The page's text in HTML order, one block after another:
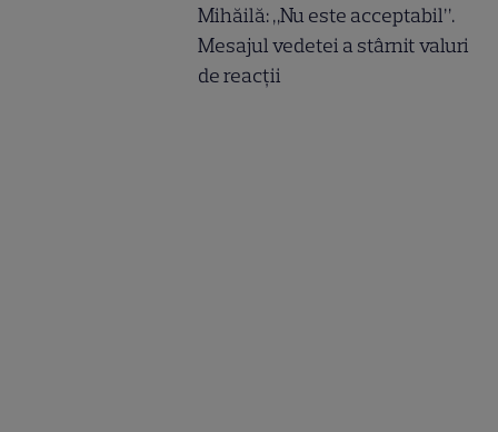
Mihăilă: „Nu este acceptabil”.
Mesajul vedetei a stârnit valuri
de reacții